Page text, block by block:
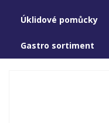
Úklidové pomůcky
Gastro sortiment